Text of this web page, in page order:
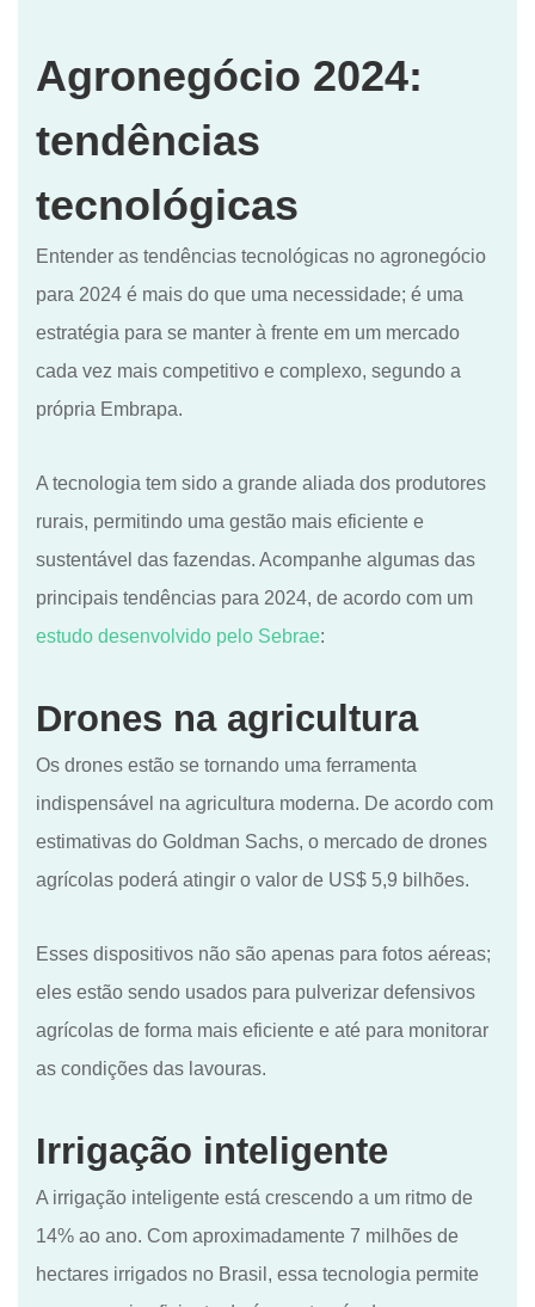
Agronegócio 2024:
tendências
tecnológicas
Entender as tendências tecnológicas no agronegócio
para 2024 é mais do que uma necessidade; é uma
estratégia para se manter à frente em um mercado
cada vez mais competitivo e complexo, segundo a
própria Embrapa.
A tecnologia tem sido a grande aliada dos produtores
rurais, permitindo uma gestão mais eficiente e
sustentável das fazendas. Acompanhe algumas das
principais tendências para 2024, de acordo com um
estudo desenvolvido pelo Sebrae:
Drones na agricultura
Os drones estão se tornando uma ferramenta
indispensável na agricultura moderna. De acordo com
estimativas do Goldman Sachs, o mercado de drones
agrícolas poderá atingir o valor de US$ 5,9 bilhões.
Esses dispositivos não são apenas para fotos aéreas;
eles estão sendo usados para pulverizar defensivos
agrícolas de forma mais eficiente e até para monitorar
as condições das lavouras.
Irrigação inteligente
A irrigação inteligente está crescendo a um ritmo de
14% ao ano. Com aproximadamente 7 milhões de
hectares irrigados no Brasil, essa tecnologia permite